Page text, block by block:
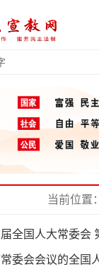
当前位置：